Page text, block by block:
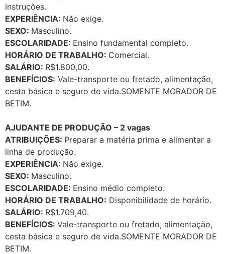
instruções.
EXPERIÊNCIA: Não exige.
SEXO: Masculino.
ESCOLARIDADE: Ensino fundamental completo.
HORÁRIO DE TRABALHO: Comercial.
SALÁRIO: R$1.800,00.
BENEFÍCIOS: Vale-transporte ou fretado, alimentação,
cesta básica e seguro de vida.SOMENTE MORADOR DE
BETIM.
AJUDANTE DE PRODUÇÃO – 2 vagas
ATRIBUIÇÕES: Preparar a matéria prima e alimentar a
linha de produção.
EXPERIÊNCIA: Não exige.
SEXO: Masculino.
ESCOLARIDADE: Ensino médio completo.
HORÁRIO DE TRABALHO: Disponibilidade de horário.
SALÁRIO: R$1.709,40.
BENEFÍCIOS: Vale-transporte ou fretado, alimentação,
cesta básica e seguro de vida.SOMENTE MORADOR DE
BETIM.